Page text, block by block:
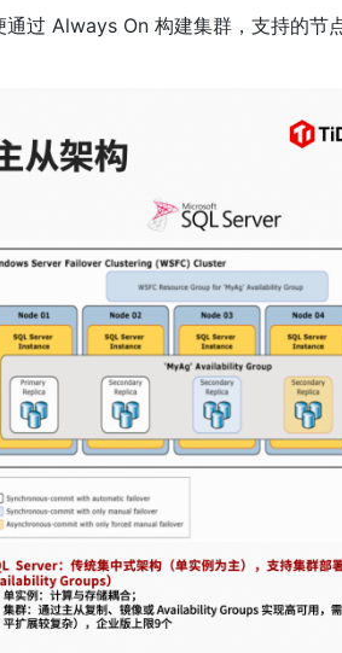
过 Always On 构建集群，支持的节